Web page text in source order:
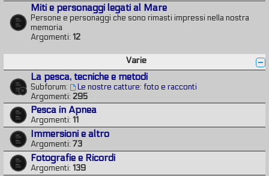
Miti e personaggi legati al Mare
Persone e personaggi che sono rimasti impressi nella nostra
memoria
Argomenti: 12
Varie
La pesca, tecniche e metodi
Subforum:
Le nostre catture: foto e racconti
Argomenti: 295
Pesca in Apnea
Argomenti: 11
Immersioni e altro
Argomenti: 73
Fotografie e Ricordi
Argomenti: 139